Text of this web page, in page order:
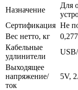
Назначение
Для
Сертификация Не
Вес нетто, кг
0,277
Кабельные
удлинители
Выходящее
напряжение/
ток
5V,